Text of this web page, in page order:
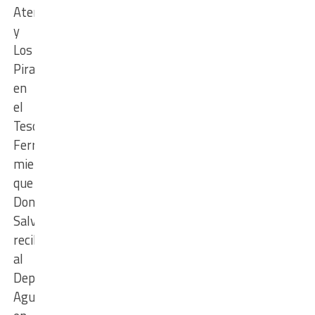
Atenas
y
Los
Piratitas
en
el
Tesoro
Ferrero
mientras
que
Don
Salvador
recibe
al
Deportivo
Agua